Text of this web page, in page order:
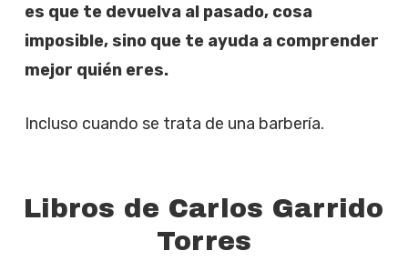
es que te devuelva al pasado, cosa
imposible, sino que te ayuda a comprender
mejor quién eres.
Incluso cuando se trata de una barbería.
Libros de Carlos Garrido
Torres